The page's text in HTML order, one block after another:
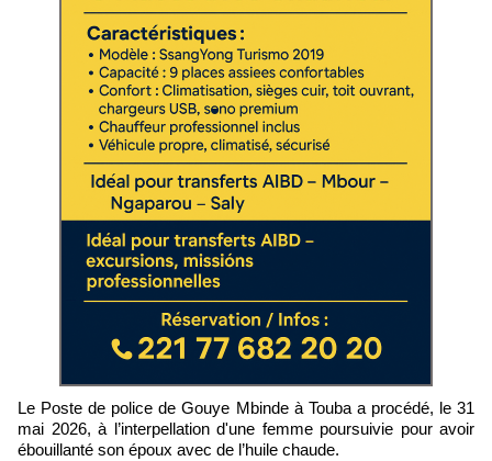
Le Poste de police de Gouye Mbinde à Touba a procédé, le 31
mai 2026, à l’interpellation d'une femme poursuivie pour avoir
ébouillanté son époux avec de l’huile chaude.